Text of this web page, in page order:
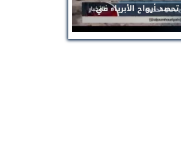
أرواح الأبرياء في